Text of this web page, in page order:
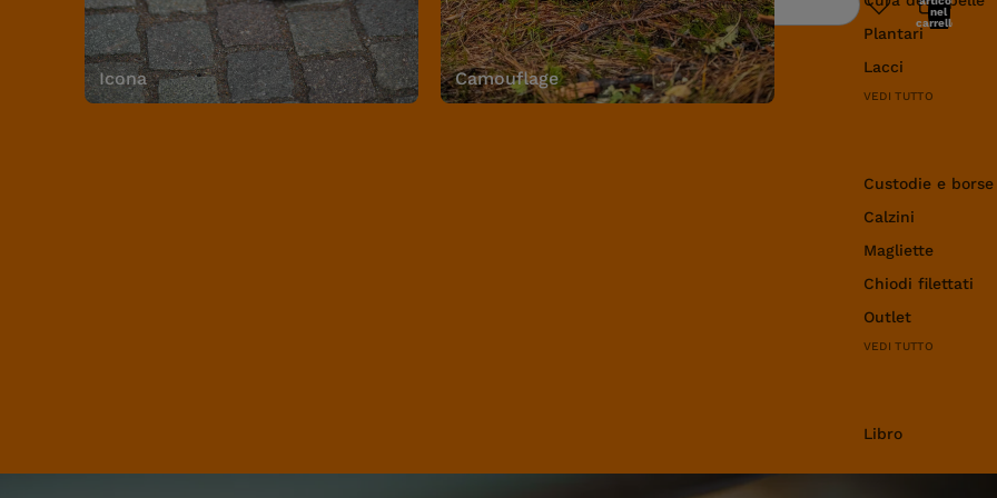
Icona Camouflage
Plantari
Lacci
VEDI TUTTO
Custodie e
Calzini
Magliette
Chiodi filettati
Outlet
VEDI TUTTO
Libro
Ricerca
nel
carrello: